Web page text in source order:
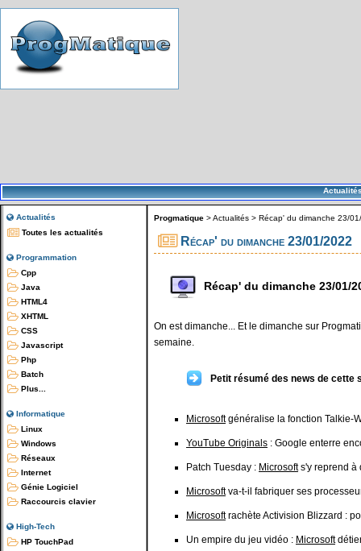
Actualités
Toutes les actualités
Programmation
Cpp
Java
HTML4
XHTML
CSS
Javascript
Php
Batch
Plus...
Informatique
Linux
Windows
Réseaux
Internet
Génie Logiciel
Raccourcis clavier
High-Tech
HP TouchPad
Progmatique >Actualités > Récap' du dimanche 23/
Récap' du dimanche 23/01/2022
Récap' du dimanche 23/01/
On est dimanche... Et le dimanche sur
semaine.
Petit résumé des news de cette
Microsoftgénéralise la fonction Talkie-
YouTube Originals : Google enterre
Patch Tuesday : Microsofts'y reprend à
Microsoftva-t-il fabriquer ses
Microsoftrachète Activision Blizzard :
Un empire du jeu vidéo : Microsoft